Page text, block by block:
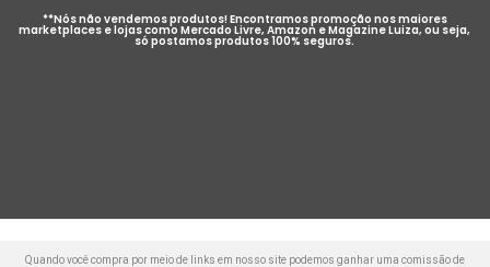
**Nós não vendemos produtos! Encontramos promoção nos maiores
marketplaces e lojas como Mercado Livre, Amazon e Magazine Luiza, ou seja,
só postamos produtos 100% seguros.
Quando você compra por meio de links em nosso site podemos ganhar uma comissão de